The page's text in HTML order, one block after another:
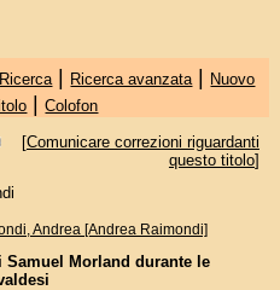
Ricerca | Ricerca avanzata | Nuovo
|Colofon
[Comunicare correzioni riguardanti
questo titolo]
Andrea [Andrea Raimondi]
Samuel Morland durante le